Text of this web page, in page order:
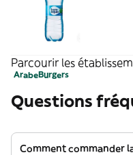
Parcourir les
ArabeBurgers
Questions
Comment commander